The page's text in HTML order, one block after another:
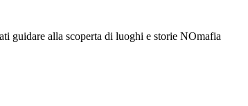
guidare alla scoperta di luoghi e storie NOmafia